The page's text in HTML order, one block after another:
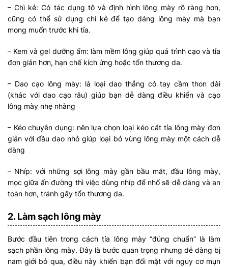
– Chì kẻ: Có tác dụng tô và định hình lông mày rõ ràng hơn,
cũng có thể sử dụng chì kẻ để tạo dáng lông mày mà bạn
mong muốn trước khi tỉa.
– Kem và gel dưỡng ẩm: làm mềm lông giúp quá trình cạo và tỉa
đơn giản hơn, hạn chế kích ứng hoặc tổn thương da.
– Dao cạo lông mày: là loại dao thẳng có tay cầm thon dài
(khác với dao cạo râu) giúp bạn dễ dàng điều khiển và cạo
lông mày nhẹ nhàng
– Kéo chuyên dụng: nên lựa chọn loại kéo cắt tỉa lông mày đơn
giản với đầu dao nhỏ giúp loại bỏ vùng lông mày một cách dễ
dàng
– Nhíp: với những sợi lông mày gần bầu mắt, đầu lông mày,
mọc giữa ấn đường thì việc dùng nhíp để nhổ sẽ dễ dàng và an
toàn hơn, tránh gây tổn thương da.
2. Làm sạch lông mày
Bước đầu tiên trong cách tỉa lông mày “đúng chuẩn” là làm
sạch phần lông mày. Đây là bước quan trọng nhưng dễ dàng bị
nam giới bỏ qua, điều này khiến bạn đối mặt với nguy cơ mụn